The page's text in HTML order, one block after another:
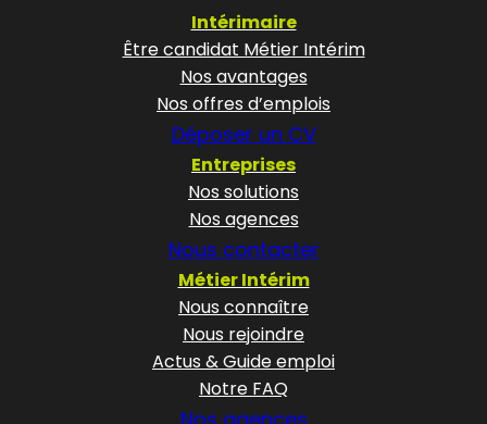
Intérimaire
Être candidat Métier Intérim
Nos avantages
Nos offres d’emplois
Déposer un CV
Entreprises
Nos solutions
Nos agences
Nous contacter
Métier Intérim
Nous connaître
Nous rejoindre
Actus & Guide emploi
Notre FAQ